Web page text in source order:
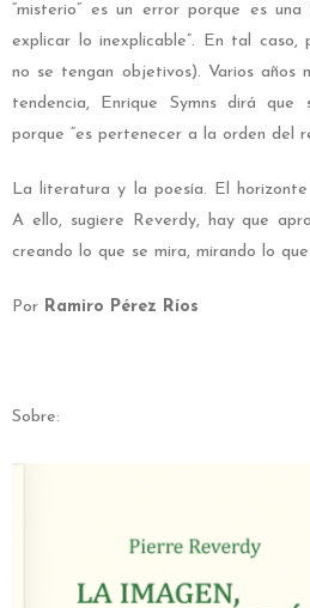
“misterio” es un error porque es
explicar lo inexplicable”. En tal caso,
no se tengan objetivos). Varios años
tendencia, Enrique Symns dirá
porque “es pertenecer a la orden del
La literatura y la poesía. El
A ello, sugiere Reverdy, hay que
creando lo que se mira, mirando lo
Por Ramiro Pérez Ríos
Sobre: